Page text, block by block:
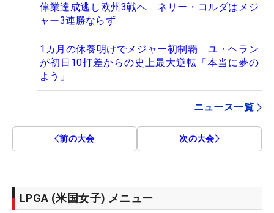
偉業達成逃し欧州3戦へ ネリー・コルダはメジ
ャー3連勝ならず
1カ月の休養明けでメジャー初制覇 ユ・ヘラン
が初日10打差からの史上最大逆転「本当に夢の
よう」
ニュース一覧
前の大会 次の大会
LPGA (米国女子) メニュー